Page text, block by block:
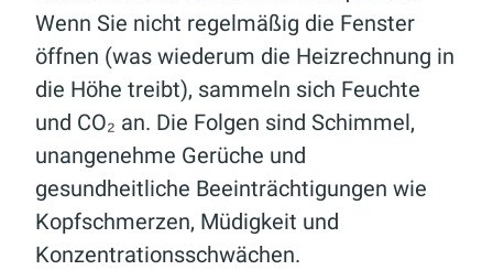
Wenn Sie nicht regelmäßig die Fenster
öffnen (was wiederum die Heizrechnung in
die Höhe treibt), sammeln sich Feuchte
und CO₂ an. Die Folgen sind Schimmel,
unangenehme Gerüche und
gesundheitliche Beeinträchtigungen wie
Kopfschmerzen, Müdigkeit und
Konzentrationsschwächen.